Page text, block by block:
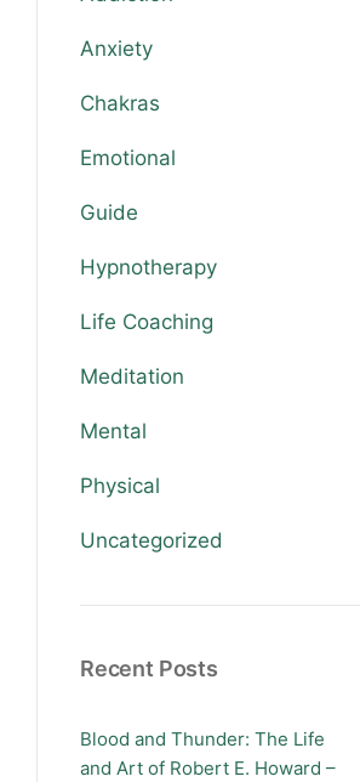
Anxiety
Chakras
Emotional
Guide
Hypnotherapy
Life Coaching
Meditation
Mental
Physical
Uncategorized
Recent Posts
Blood and Thunder: The Life
and Art of Robert E. Howard –